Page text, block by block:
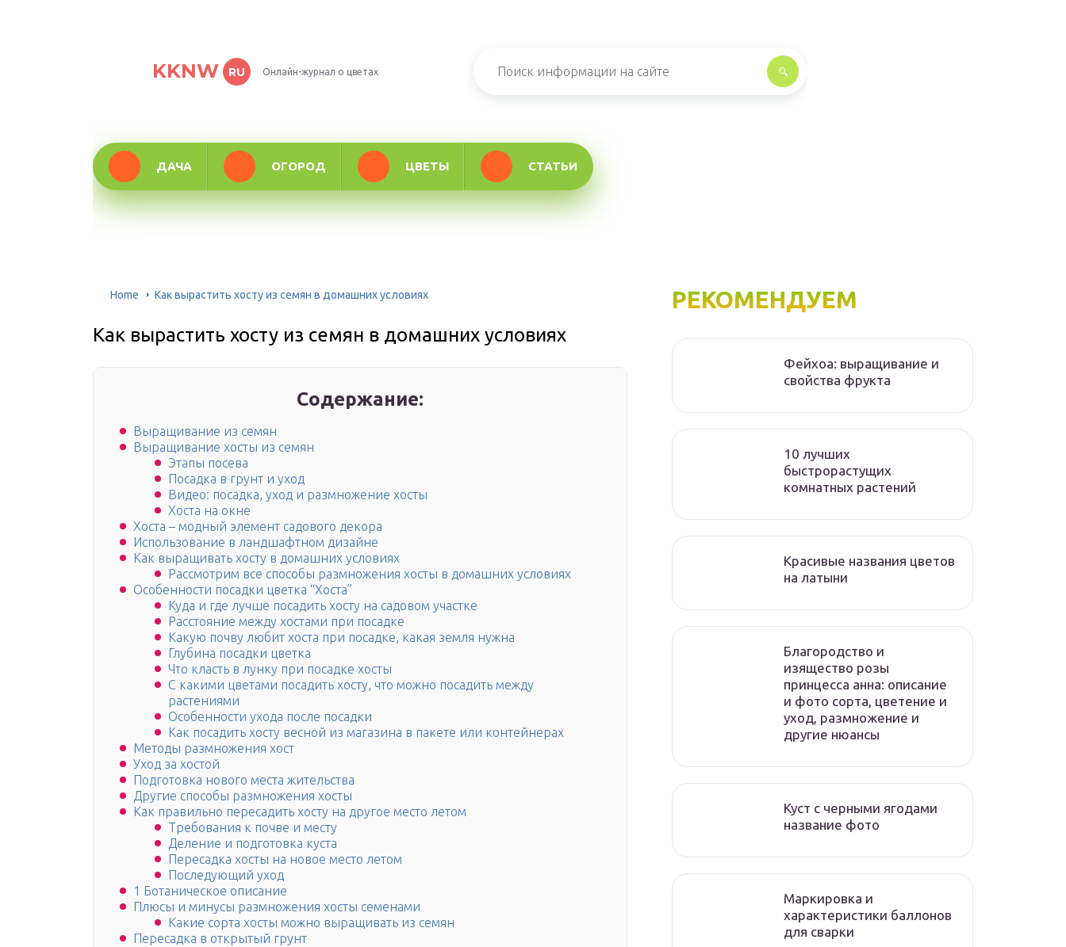
KKNW RU Онлайн-журнал о цветах
ДАЧА ОГОРОД ЦВЕТЫ СТАТЬИ
Home Как вырастить хосту из семян в домашних условиях
Как вырастить хосту из семян в домашних условиях
Содержание:
Выращивание из семян
Выращивание хосты из семян
Этапы посева
Посадка в грунт и уход
Видео: посадка, уход и размножение хосты
Хоста на окне
Хоста – модный элемент садового декора
Использование в ландшафтном дизайне
Как выращивать хосту в домашних условиях
Рассмотрим все способы размножения хосты в домашних условиях
Особенности посадки цветка “Хоста”
Куда и где лучше посадить хосту на садовом участке
Расстояние между хостами при посадке
Какую почву любит хоста при посадке, какая земля нужна
Глубина посадки цветка
Что класть в лунку при посадке хосты
С какими цветами посадить хосту, что можно посадить между
растениями
Особенности ухода после посадки
Как посадить хосту весной из магазина в пакете или контейнерах
Методы размножения хост
Уход за хостой
Подготовка нового места жительства
Другие способы размножения хосты
Как правильно пересадить хосту на другое место летом
Требования к почве и месту
Деление и подготовка куста
Пересадка хосты на новое место летом
Последующий уход
1 Ботаническое описание
Плюсы и минусы размножения хосты семенами
Какие сорта хосты можно выращивать из семян
Пересадка в открытый грунт
РЕКОМЕНДУЕМ
Фейхоа: выращивание и
свойства фрукта
10 лучших
быстрорастущих
комнатных растений
Красивые названия цветов
на латыни
Благородство и
изящество розы
принцесса анна: описание
и фото сорта, цветение и
уход, размножение и
другие нюансы
Куст с черными ягодами
название фото
Маркировка и
характеристики баллонов
для сварки